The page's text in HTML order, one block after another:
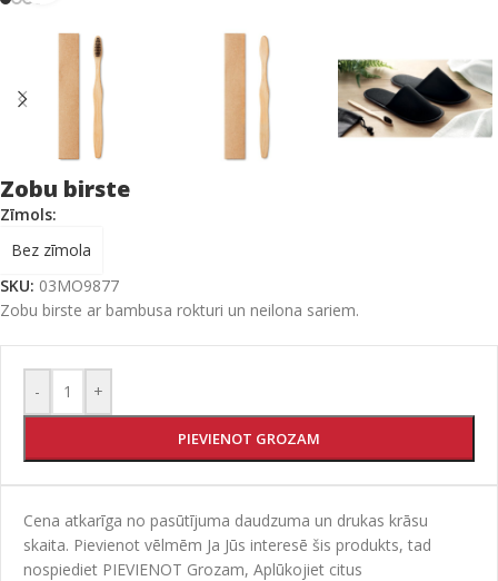
Zobu birste
Zīmols:
Bez zīmola
SKU: 03MO9877
Zobu birste ar bambusa rokturi un neilona sariem.
- +
PIEVIENOT GROZAM
Cena atkarīga no pasūtījuma daudzuma un drukas krāsu
skaita. Pievienot vēlmēm Ja Jūs interesē šis produkts, tad
nospiediet PIEVIENOT Grozam, Aplūkojiet citus